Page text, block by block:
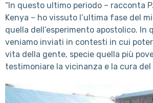
“In questo ultimo periodo – racconta
Kenya – ho vissuto l’ultima fase del
quella dell’esperimento apostolico. In
veniamo inviati in contesti in cui
vita della gente, specie quella più
testimoniare la vicinanza e la cura del